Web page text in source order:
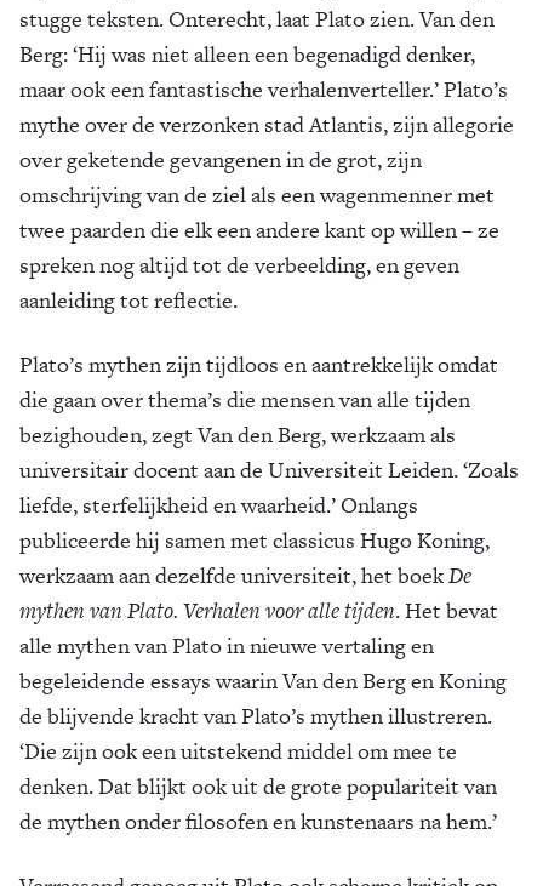
stugge teksten. Onterecht, laat Plato zien. Van den
Berg: ‘Hij was niet alleen een begenadigd denker,
maar ook een fantastische verhalenverteller.’ Plato’s
mythe over de verzonken stad Atlantis, zijn allegorie
over geketende gevangenen in de grot, zijn
omschrijving van de ziel als een wagenmenner met
twee paarden die elk een andere kant op willen – ze
spreken nog altijd tot de verbeelding, en geven
aanleiding tot reflectie.
Plato’s mythen zijn tijdloos en aantrekkelijk omdat
die gaan over thema’s die mensen van alle tijden
bezighouden, zegt Van den Berg, werkzaam als
universitair docent aan de Universiteit Leiden. ‘Zoals
liefde, sterfelijkheid en waarheid.’ Onlangs
publiceerde hij samen met classicus Hugo Koning,
werkzaam aan dezelfde universiteit, het boekDe
mythen van Plato. Verhalen voor alle tijden. Het bevat
alle mythen van Plato in nieuwe vertaling en
begeleidende essays waarin Van den Berg en Koning
de blijvende kracht van Plato’s mythen illustreren.
‘Die zijn ook een uitstekend middel om mee te
denken. Dat blijkt ook uit de grote populariteit van
de mythen onder filosofen en kunstenaars na hem.’